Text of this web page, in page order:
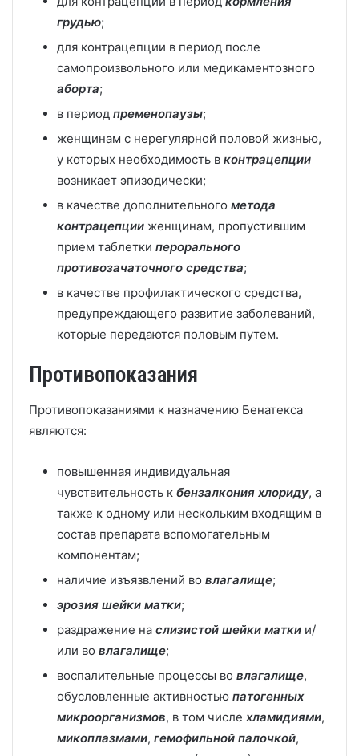
грудью;
для контрацепции в период после
самопроизвольного или медикаментозного
аборта;
в период пременопаузы;
женщинам с нерегулярной половой жизнью,
у которых необходимость в контрацепции
возникает эпизодически;
в качестве дополнительного метода
контрацепции женщинам, пропустившим
прием таблетки перорального
противозачаточного средства;
в качестве профилактического средства,
предупреждающего развитие заболеваний,
которые передаются половым путем.
Противопоказания
Противопоказаниями к назначению Бенатекса
являются:
повышенная индивидуальная
чувствительность к бензалкония хлориду, а
также к одному или нескольким входящим в
состав препарата вспомогательным
компонентам;
наличие изъязвлений во влагалище;
эрозия шейки матки;
раздражение на слизистой шейки матки и/
или во влагалище;
воспалительные процессы во влагалище,
обусловленные активностью патогенных
микроорганизмов, в том числе хламидиями,
микоплазмами, гемофильной палочкой,